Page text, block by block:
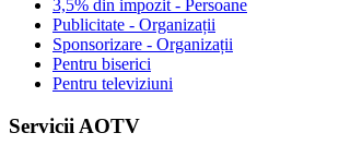
3,5% din impozit - Persoane
Publicitate - Organizații
Sponsorizare - Organizații
Pentru biserici
Pentru televiziuni
Servicii AOTV